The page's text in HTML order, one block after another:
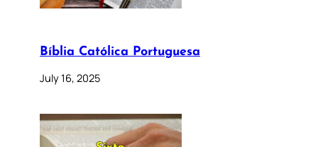
Bíblia Católica Portuguesa
July 16, 2025